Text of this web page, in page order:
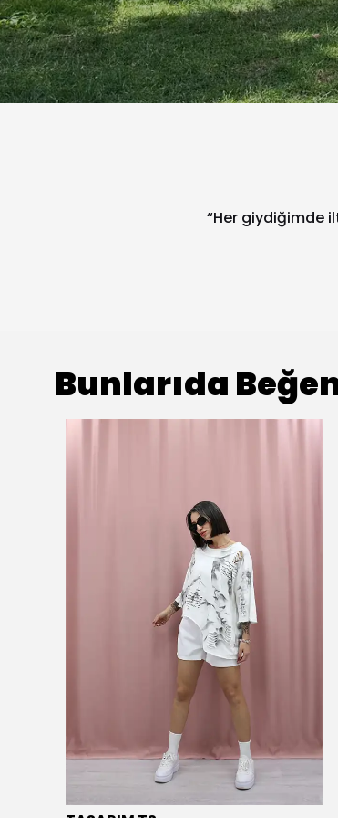
“Her giydiğimde
Bunlarıda